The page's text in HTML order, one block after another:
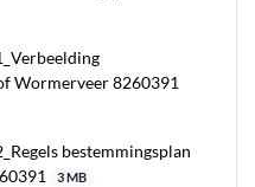
Wormerveer 8260391
bestemmingsplan
3 MB